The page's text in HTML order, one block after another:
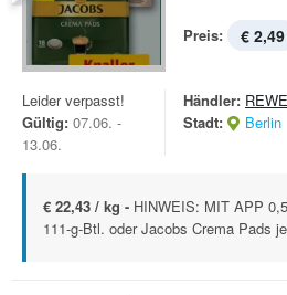
Preis: € 2,49
Leider verpasst!
Gültig: 07.06. -
13.06.
Händler:
Stadt:
Berlin
€ 22,43 / kg - HINWEIS: MIT APP
111-g-Btl. oder Jacobs Crema Pads